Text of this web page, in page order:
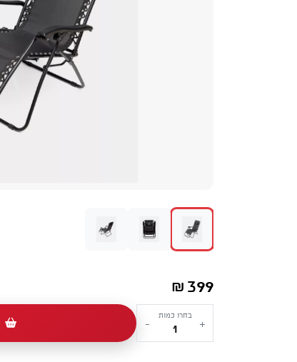
₪ 399
+
כמות
של
בחרו כמות
-